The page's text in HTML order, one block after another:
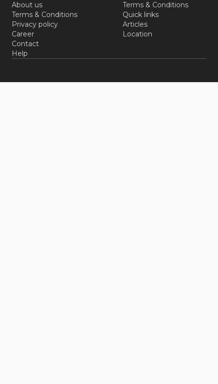
About us
Terms & Conditions
Privacy policy
Career
Contact
Help
Terms & Conditions
Quick links
Articles
Location